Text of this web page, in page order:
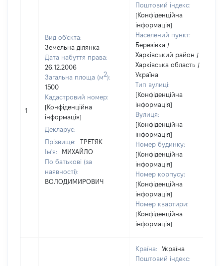
1
Вид об'єкта:
Земельна ділянка
Дата набуття права:
26.12.2006
Загальна площа (м2):
1500
Кадастровий номер:
[Конфіденційна
інформація]
Декларує:
Прізвище:
ТРЕТЯК
Ім'я:
МИХАЙЛО
По батькові (за
наявності):
ВОЛОДИМИРОВИЧ
Поштовий індекс:
[Конфіденційна
інформація]
Населений пункт:
Березівка /
Харківський район /
Харківська область /
Україна
Тип вулиці:
[Конфіденційна
інформація]
Вулиця:
[Конфіденційна
інформація]
Номер будинку:
[Конфіденційна
інформація]
Номер корпусу:
[Конфіденційна
інформація]
Номер квартири:
[Конфіденційна
інформація]
Країна:
Україна
Поштовий індекс: